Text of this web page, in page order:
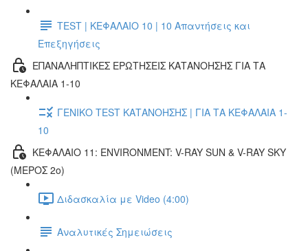
TEST | ΚΕΦΑΛΑΙΟ 10 | 10 Απαντήσεις και
Επεξηγήσεις
ΕΠΑΝΑΛΗΠΤΙΚΕΣ ΕΡΩΤΗΣΕΙΣ ΚΑΤΑΝΟΗΣΗΣ ΓΙΑ ΤΑ
ΚΕΦΑΛΑΙΑ 1-10
ΓΕΝΙΚΟ TEST ΚΑΤΑΝΟΗΣΗΣ | ΓΙΑ ΤΑ ΚΕΦΑΛΑΙΑ 1-
10
ΚΕΦΑΛΑΙΟ 11: ENVIRONMENT: V-RAY SUN & V-RAY SKY
(ΜΕΡΟΣ 2ο)
Διδασκαλία με Video (4:00)
Αναλυτικές Σημειώσεις